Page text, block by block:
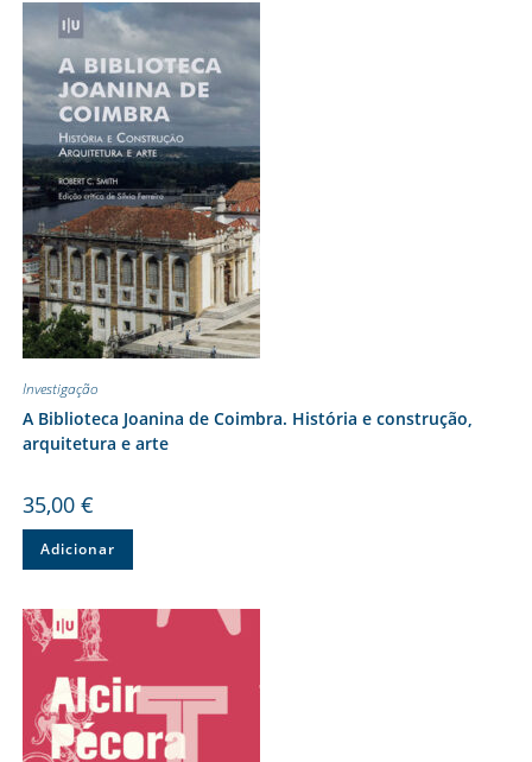
Investigação
A Biblioteca Joanina de Coimbra. História e construção,
arquitetura e arte
35,00 €
Adicionar